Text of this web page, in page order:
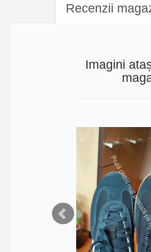
Recenzii
Imagini